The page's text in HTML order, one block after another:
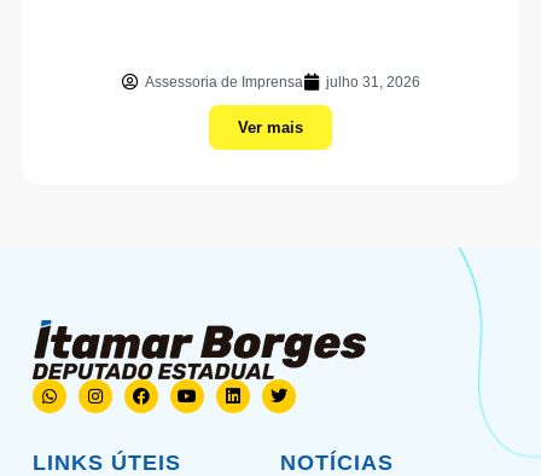
Assessoria de Imprensa julho 31, 2026
Ver mais
LINKS ÚTEIS NOTÍCIAS